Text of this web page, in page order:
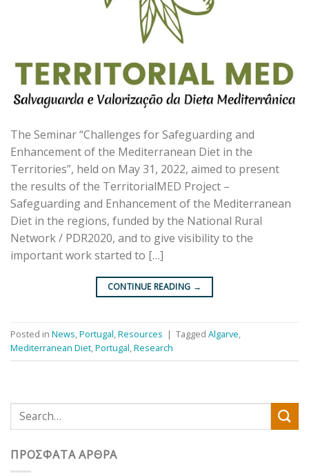
The Seminar “Challenges for Safeguarding and
Enhancement of the Mediterranean Diet in the
Territories”, held on May 31, 2022, aimed to present
the results of the TerritorialMED Project –
Safeguarding and Enhancement of the Mediterranean
Diet in the regions, funded by the National Rural
Network / PDR2020, and to give visibility to the
important work started to […]
CONTINUE READING →
Posted in News,Portugal,Resources | Tagged Algarve,
Mediterranean Diet,Portugal,Research
ΠΡΌΣΦΑΤΑ ΆΡΘΡΑ